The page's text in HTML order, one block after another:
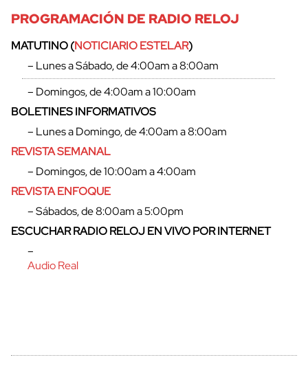
PROGRAMACIÓN DE RADIO RELOJ
MATUTINO (NOTICIARIO ESTELAR)
– Lunes a Sábado, de 4:00am a 8:00am
– Domingos, de 4:00am a 10:00am
BOLETINES INFORMATIVOS
– Lunes a Domingo, de 4:00am a 8:00am
REVISTA SEMANAL
– Domingos, de 10:00am a 4:00am
REVISTA ENFOQUE
– Sábados, de 8:00am a 5:00pm
ESCUCHAR RADIO RELOJ EN VIVO POR INTERNET
–
Audio Real